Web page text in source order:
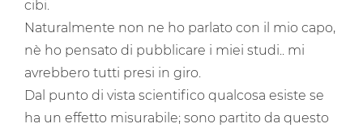
cibi.
Naturalmente non ne ho parlato con il mio capo,
nè ho pensato di pubblicare i miei studi.. mi
avrebbero tutti presi in giro.
Dal punto di vista scientifico qualcosa esiste se
ha un effetto misurabile; sono partito da questo